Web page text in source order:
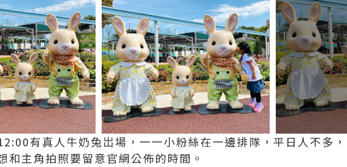
有真人牛奶兔岀場，一一小粉絲在一邊排隊，平日人不多
和主角拍照要留意官網公佈的時間。